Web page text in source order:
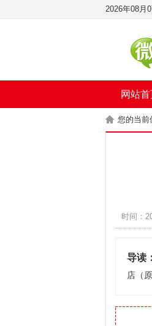
2026年08月
网站
您的当前
时间：
导读：
店（